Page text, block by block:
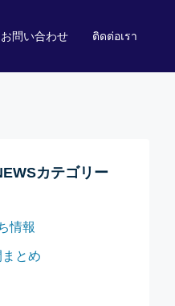
お問い合わせ ติดต่อเรา
カテゴリー
情報
まとめ